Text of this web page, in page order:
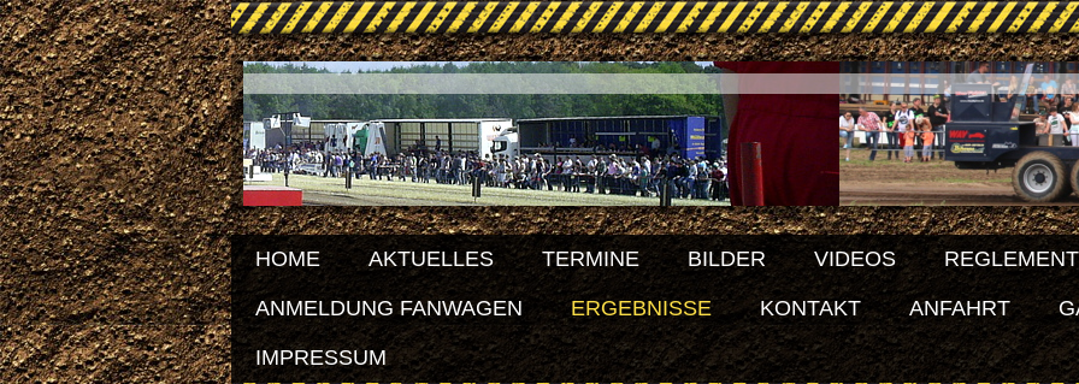
HOME AKTUELLES TERMINE BILDER VIDEOS
ANMELDUNG FANWAGEN ERGEBNISSE KONTAKT ANFAHRT
IMPRESSUM